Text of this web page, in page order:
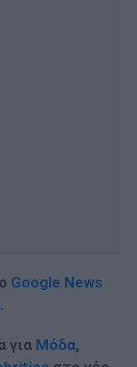
Google News
.
για Μόδα,